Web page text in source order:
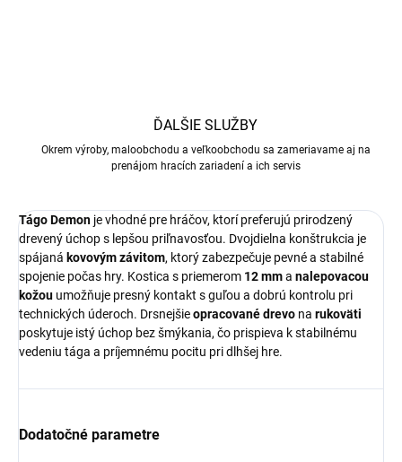
ĎALŠIE SLUŽBY
Okrem výroby, maloobchodu a veľkoobchodu sa zameriavame aj na
prenájom hracích zariadení a ich servis
Tágo Demon je vhodné pre hráčov, ktorí preferujú prirodzený
drevený úchop s lepšou priľnavosťou. Dvojdielna konštrukcia je
spájaná kovovým závitom, ktorý zabezpečuje pevné a stabilné
spojenie počas hry. Kostica s priemerom 12 mma nalepovacou
kožou umožňuje presný kontakt s guľou a dobrú kontrolu pri
technických úderoch. Drsnejšieopracované drevo na rukoväti
poskytuje istý úchop bez šmýkania, čo prispieva k stabilnému
vedeniu tága a príjemnému pocitu pri dlhšej hre.
Dodatočné parametre